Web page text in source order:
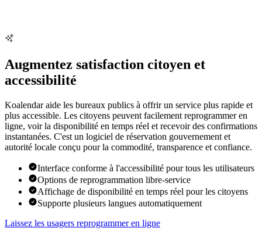
Augmentez satisfaction citoyen et
accessibilité
Koalendar aide les bureaux publics à offrir un service plus rapide et
plus accessible. Les citoyens peuvent facilement reprogrammer en
ligne, voir la disponibilité en temps réel et recevoir des confirmations
instantanées. C'est un logiciel de réservation gouvernement et
autorité locale conçu pour la commodité, transparence et confiance.
Interface conforme à l'accessibilité pour tous les utilisateurs
Options de reprogrammation libre-service
Affichage de disponibilité en temps réel pour les citoyens
Supporte plusieurs langues automatiquement
Laissez les usagers reprogrammer en ligne